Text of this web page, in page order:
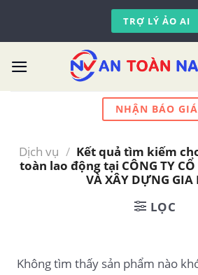
content
TRỢ LÝ ẢO AI
NHẬN BÁO GIÁ
Dịch vụ / Kết quả tìm kiếm
toàn lao động tại CÔNG TY CỔ
VÀ XÂY DỰNG GIA
LỌC
Không tìm thấy sản phẩm nào